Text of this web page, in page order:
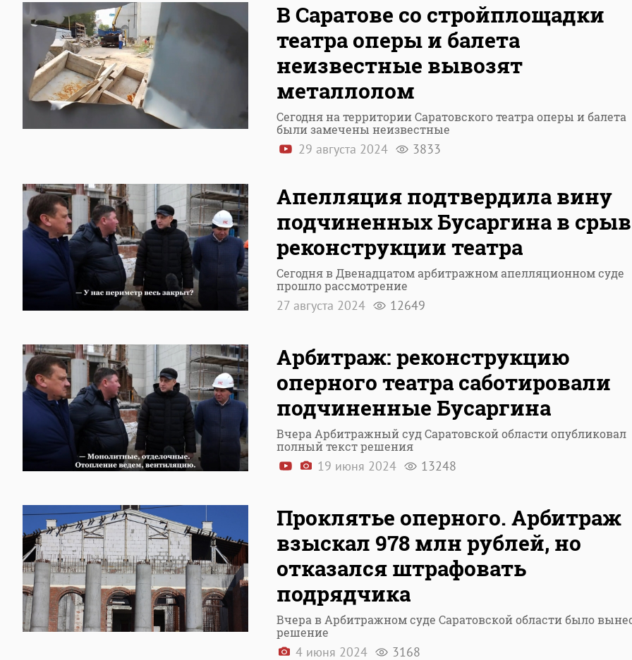
В Саратове со стройплощадки
театра оперы и балета
неизвестные вывозят
металлолом
Сегодня на территории Саратовского театра оперы и балета
были замечены неизвестные
29 августа 2024 3833
Апелляция подтвердила вину
подчиненных Бусаргина в
реконструкции театра
Сегодня в Двенадцатом арбитражном апелляционном суде
прошло рассмотрение
27 августа 2024 12649
Арбитраж: реконструкцию
оперного театра саботировали
подчиненные Бусаргина
Вчера Арбитражный суд Саратовской области опубликовал
полный текст решения
19 июня 2024 13248
Проклятье оперного. Арбитраж
взыскал 978 млн рублей, но
отказался штрафовать
подрядчика
Вчера в Арбитражном суде Саратовской области было
решение
4 июня 2024 3168